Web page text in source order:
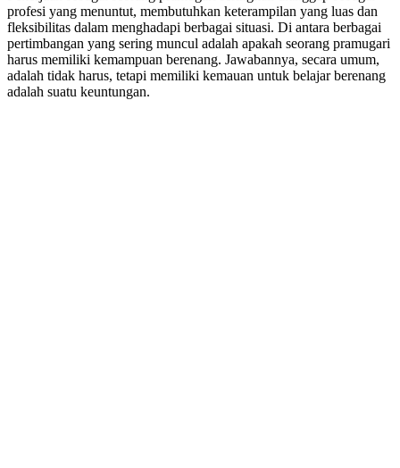
profesi yang menuntut, membutuhkan keterampilan yang luas dan
fleksibilitas dalam menghadapi berbagai situasi. Di antara berbagai
pertimbangan yang sering muncul adalah apakah seorang pramugari
harus memiliki kemampuan berenang. Jawabannya, secara umum,
adalah tidak harus, tetapi memiliki kemauan untuk belajar berenang
adalah suatu keuntungan.